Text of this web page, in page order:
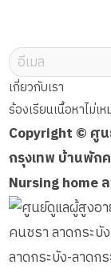
Copyright © ศู
กรุงเทพ บ้านพัก
Nursing home
เกี่ยวกับเรา
ร้องเรียนเนื้อหาไม่เห